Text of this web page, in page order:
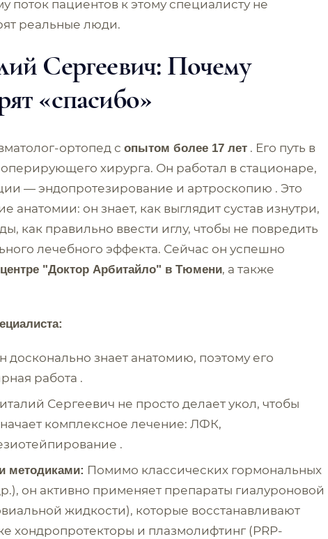
поток пациентов к этому специалисту не
реальные люди.
Сергеевич: Почему
«спасибо»
ортопед с опытом более 17 лет . Его путь в
хирурга. Он работал в стационаре,
— эндопротезирование и артроскопию . Это
анатомии: он знает, как выглядит сустав изнутри,
как правильно ввести иглу, чтобы не повредить
лечебного эффекта. Сейчас он успешно
"Доктор Арбитайло" в Тюмени, а также
досконально знает анатомию, поэтому его
работа .
Сергеевич не просто делает укол, чтобы
комплексное лечение: ЛФК,
.
методиками: Помимо классических гормональных
он активно применяет препараты гиалуроновой
жидкости), которые восстанавливают
хондропротекторы и плазмолифтинг (PRP-